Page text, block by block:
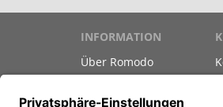
INFORMATION
Über Romodo